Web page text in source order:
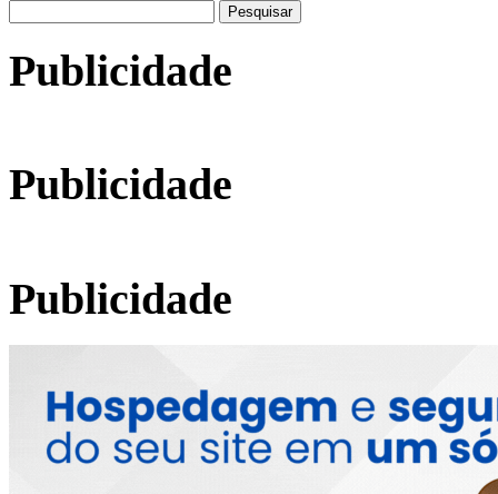
por:
Publicidade
Publicidade
Publicidade